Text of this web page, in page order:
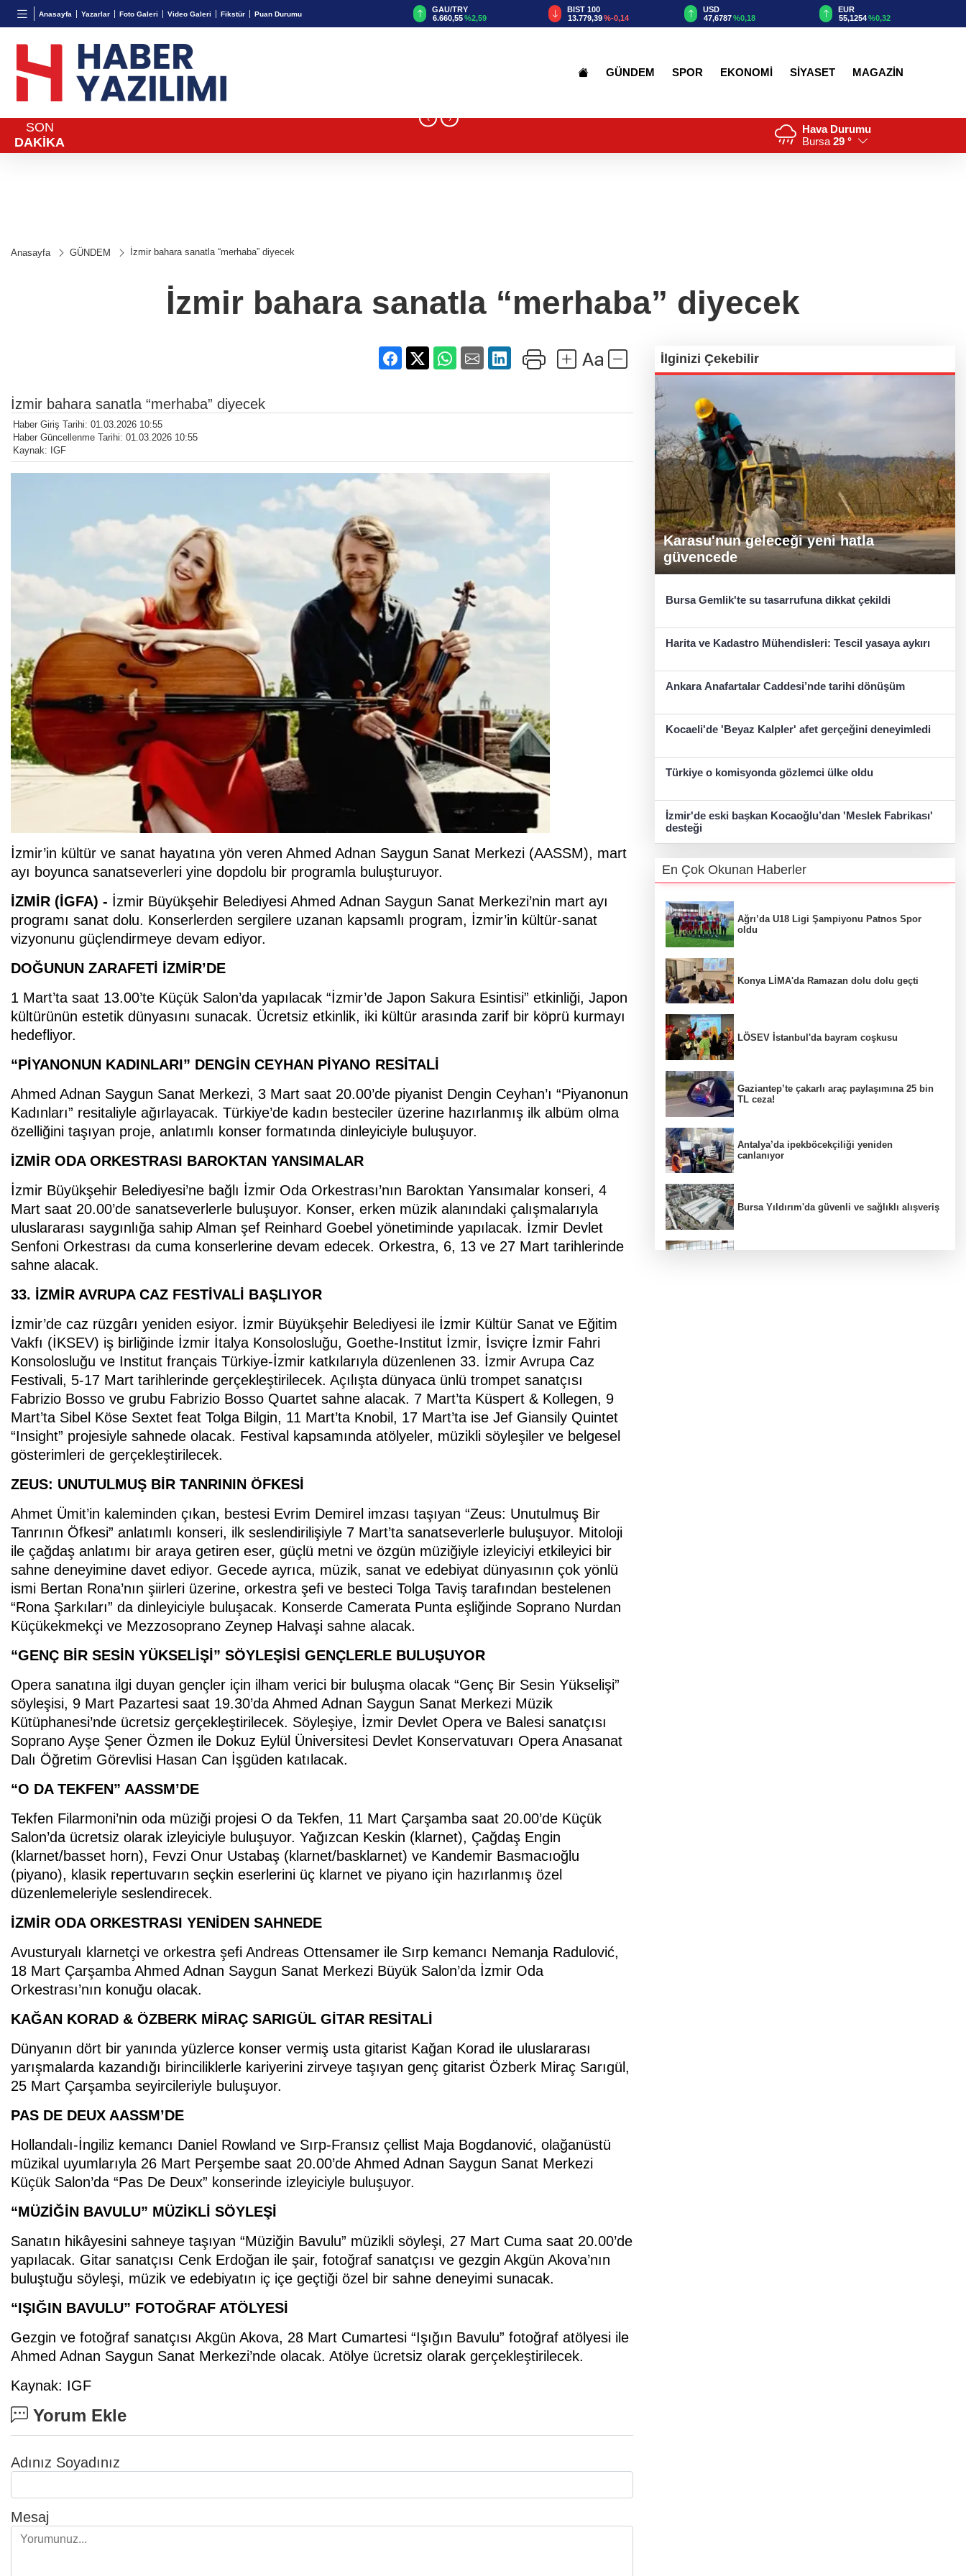
Anasayfa Yazarlar Foto Galeri Video Galeri Fikstür Puan Durumu
BGN
27,9743 %-0,22
VND
0,0018%0,32
6.660,55
BIST 100
13.779,39%-0,14
USD
47,6787%0,18
EUR
55,1254 %0,32
GBP
64,3468 %0,38
GÜNDEM SPOR EKONOMİ SİYASET MAGAZİN
SON
DAKİKA
‹ ›
Hava Durumu
Bursa 29 °
Anasayfa GÜNDEM İzmir bahara sanatla “merhaba” diyecek
İzmir bahara sanatla “merhaba” diyecek
İzmir bahara sanatla “merhaba” diyecek
Haber Giriş Tarihi: 01.03.2026 10:55
Haber Güncellenme Tarihi: 01.03.2026 10:55
Kaynak: IGF
İzmir’in kültür ve sanat hayatına yön veren Ahmed Adnan Saygun Sanat Merkezi (AASSM), mart
ayı boyunca sanatseverleri yine dopdolu bir programla buluşturuyor.
İZMİR (İGFA) - İzmir Büyükşehir Belediyesi Ahmed Adnan Saygun Sanat Merkezi’nin mart ayı
programı sanat dolu. Konserlerden sergilere uzanan kapsamlı program, İzmir’in kültür-sanat
vizyonunu güçlendirmeye devam ediyor.
DOĞUNUN ZARAFETİ İZMİR’DE
1 Mart’ta saat 13.00’te Küçük Salon’da yapılacak “İzmir’de Japon Sakura Esintisi” etkinliği, Japon
kültürünün estetik dünyasını sunacak. Ücretsiz etkinlik, iki kültür arasında zarif bir köprü kurmayı
hedefliyor.
“PİYANONUN KADINLARI” DENGİN CEYHAN PİYANO RESİTALİ
Ahmed Adnan Saygun Sanat Merkezi, 3 Mart saat 20.00’de piyanist Dengin Ceyhan’ı “Piyanonun
Kadınları” resitaliyle ağırlayacak. Türkiye’de kadın besteciler üzerine hazırlanmış ilk albüm olma
özelliğini taşıyan proje, anlatımlı konser formatında dinleyiciyle buluşuyor.
İZMİR ODA ORKESTRASI BAROKTAN YANSIMALAR
İzmir Büyükşehir Belediyesi’ne bağlı İzmir Oda Orkestrası’nın Baroktan Yansımalar konseri, 4
Mart saat 20.00’de sanatseverlerle buluşuyor. Konser, erken müzik alanındaki çalışmalarıyla
uluslararası saygınlığa sahip Alman şef Reinhard Goebel yönetiminde yapılacak. İzmir Devlet
Senfoni Orkestrası da cuma konserlerine devam edecek. Orkestra, 6, 13 ve 27 Mart tarihlerinde
sahne alacak.
33. İZMİR AVRUPA CAZ FESTİVALİ BAŞLIYOR
İzmir’de caz rüzgârı yeniden esiyor. İzmir Büyükşehir Belediyesi ile İzmir Kültür Sanat ve Eğitim
Vakfı (İKSEV) iş birliğinde İzmir İtalya Konsolosluğu, Goethe-Institut İzmir, İsviçre İzmir Fahri
Konsolosluğu ve Institut français Türkiye-İzmir katkılarıyla düzenlenen 33. İzmir Avrupa Caz
Festivali, 5-17 Mart tarihlerinde gerçekleştirilecek. Açılışta dünyaca ünlü trompet sanatçısı
Fabrizio Bosso ve grubu Fabrizio Bosso Quartet sahne alacak. 7 Mart’ta Küspert & Kollegen, 9
Mart’ta Sibel Köse Sextet feat Tolga Bilgin, 11 Mart’ta Knobil, 17 Mart’ta ise Jef Giansily Quintet
“Insight” projesiyle sahnede olacak. Festival kapsamında atölyeler, müzikli söyleşiler ve belgesel
gösterimleri de gerçekleştirilecek.
ZEUS: UNUTULMUŞ BİR TANRININ ÖFKESİ
Ahmet Ümit’in kaleminden çıkan, bestesi Evrim Demirel imzası taşıyan “Zeus: Unutulmuş Bir
Tanrının Öfkesi” anlatımlı konseri, ilk seslendirilişiyle 7 Mart’ta sanatseverlerle buluşuyor. Mitoloji
ile çağdaş anlatımı bir araya getiren eser, güçlü metni ve özgün müziğiyle izleyiciyi etkileyici bir
sahne deneyimine davet ediyor. Gecede ayrıca, müzik, sanat ve edebiyat dünyasının çok yönlü
ismi Bertan Rona’nın şiirleri üzerine, orkestra şefi ve besteci Tolga Taviş tarafından bestelenen
“Rona Şarkıları” da dinleyiciyle buluşacak. Konserde Camerata Punta eşliğinde Soprano Nurdan
Küçükekmekçi ve Mezzosoprano Zeynep Halvaşi sahne alacak.
“GENÇ BİR SESİN YÜKSELİŞİ” SÖYLEŞİSİ GENÇLERLE BULUŞUYOR
Opera sanatına ilgi duyan gençler için ilham verici bir buluşma olacak “Genç Bir Sesin Yükselişi”
söyleşisi, 9 Mart Pazartesi saat 19.30’da Ahmed Adnan Saygun Sanat Merkezi Müzik
Kütüphanesi’nde ücretsiz gerçekleştirilecek. Söyleşiye, İzmir Devlet Opera ve Balesi sanatçısı
Soprano Ayşe Şener Özmen ile Dokuz Eylül Üniversitesi Devlet Konservatuvarı Opera Anasanat
Dalı Öğretim Görevlisi Hasan Can İşgüden katılacak.
“O DA TEKFEN” AASSM’DE
Tekfen Filarmoni’nin oda müziği projesi O da Tekfen, 11 Mart Çarşamba saat 20.00’de Küçük
Salon’da ücretsiz olarak izleyiciyle buluşuyor. Yağızcan Keskin (klarnet), Çağdaş Engin
(klarnet/basset horn), Fevzi Onur Ustabaş (klarnet/basklarnet) ve Kandemir Basmacıoğlu
(piyano), klasik repertuvarın seçkin eserlerini üç klarnet ve piyano için hazırlanmış özel
düzenlemeleriyle seslendirecek.
İZMİR ODA ORKESTRASI YENİDEN SAHNEDE
Avusturyalı klarnetçi ve orkestra şefi Andreas Ottensamer ile Sırp kemancı Nemanja Radulović,
18 Mart Çarşamba Ahmed Adnan Saygun Sanat Merkezi Büyük Salon’da İzmir Oda
Orkestrası’nın konuğu olacak.
KAĞAN KORAD & ÖZBERK MİRAÇ SARIGÜL GİTAR RESİTALİ
Dünyanın dört bir yanında yüzlerce konser vermiş usta gitarist Kağan Korad ile uluslararası
yarışmalarda kazandığı birinciliklerle kariyerini zirveye taşıyan genç gitarist Özberk Miraç Sarıgül,
25 Mart Çarşamba seyircileriyle buluşuyor.
PAS DE DEUX AASSM’DE
Hollandalı-İngiliz kemancı Daniel Rowland ve Sırp-Fransız çellist Maja Bogdanović, olağanüstü
müzikal uyumlarıyla 26 Mart Perşembe saat 20.00’de Ahmed Adnan Saygun Sanat Merkezi
Küçük Salon’da “Pas De Deux” konserinde izleyiciyle buluşuyor.
“MÜZİĞİN BAVULU” MÜZİKLİ SÖYLEŞİ
Sanatın hikâyesini sahneye taşıyan “Müziğin Bavulu” müzikli söyleşi, 27 Mart Cuma saat 20.00’de
yapılacak. Gitar sanatçısı Cenk Erdoğan ile şair, fotoğraf sanatçısı ve gezgin Akgün Akova’nın
buluştuğu söyleşi, müzik ve edebiyatın iç içe geçtiği özel bir sahne deneyimi sunacak.
“IŞIĞIN BAVULU” FOTOĞRAF ATÖLYESİ
Gezgin ve fotoğraf sanatçısı Akgün Akova, 28 Mart Cumartesi “Işığın Bavulu” fotoğraf atölyesi ile
Ahmed Adnan Saygun Sanat Merkezi’nde olacak. Atölye ücretsiz olarak gerçekleştirilecek.
Kaynak: IGF
Yorum Ekle
Adınız Soyadınız
Mesaj
İlginizi Çekebilir
Karasu'nun geleceği yeni hatla
güvencede
Bursa Gemlik'te su tasarrufuna dikkat çekildi
Harita ve Kadastro Mühendisleri: Tescil yasaya aykırı
Ankara Anafartalar Caddesi’nde tarihi dönüşüm
Kocaeli'de 'Beyaz Kalpler' afet gerçeğini deneyimledi
Türkiye o komisyonda gözlemci ülke oldu
İzmir'de eski başkan Kocaoğlu’dan 'Meslek Fabrikası'
desteği
En Çok Okunan Haberler
Ağrı’da U18 Ligi Şampiyonu Patnos Spor
oldu
Konya LİMA'da Ramazan dolu dolu geçti
LÖSEV İstanbul'da bayram coşkusu
Gaziantep’te çakarlı araç paylaşımına 25 bin
TL ceza!
Antalya’da ipekböcekçiliği yeniden
canlanıyor
Bursa Yıldırım'da güvenli ve sağlıklı alışveriş